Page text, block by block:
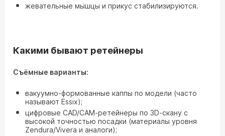
жевательные мышцы и прикус стабилизируются.
Какими бывают ретейнеры
Съёмные варианты:
вакуумно-формованные каппы по модели (часто
называют Essix);
цифровые CAD/CAM‑ретейнеры по 3D‑скану с
высокой точностью посадки (материалы уровня
Zendura/Vivera и аналоги);